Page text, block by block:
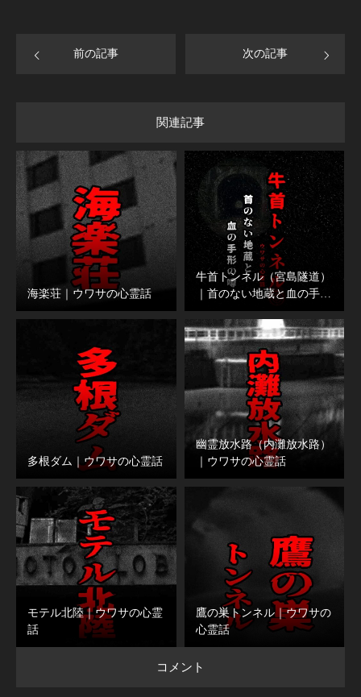
前の記事 次の記事
関連記事
海楽荘｜ウワサの心霊話
牛首トンネル（宮島隧道）
｜首のない地蔵と血の手…
多根ダム｜ウワサの心霊話
幽霊放水路（内灘放水路）
｜ウワサの心霊話
モテル北陸｜ウワサの心霊
話
鷹の巣トンネル｜ウワサの
心霊話
コメント